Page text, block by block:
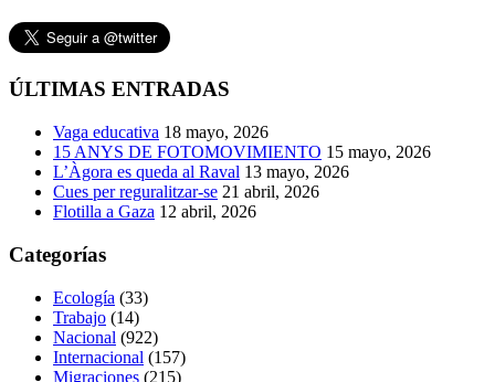
ÚLTIMAS ENTRADAS
Vaga educativa 18 mayo, 2026
15 ANYS DE FOTOMOVIMIENTO 15 mayo, 2026
L’Àgora es queda al Raval 13 mayo, 2026
Cues per reguralitzar-se 21 abril, 2026
Flotilla a Gaza 12 abril, 2026
Categorías
Ecología (33)
Trabajo (14)
Nacional (922)
Internacional (157)
Migraciones (215)